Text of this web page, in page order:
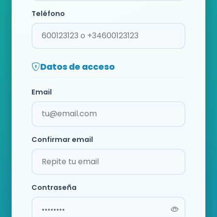
Teléfono
Datos de acceso
Email
Confirmar email
Contraseña